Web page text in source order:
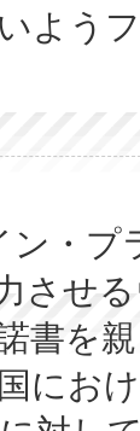
よう
ン・
させ
書を
にお